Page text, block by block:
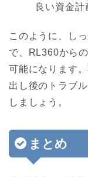
良い資金計
このように、し
で、RL360から
可能になります
出し後のトラブ
しましょう。
まとめ